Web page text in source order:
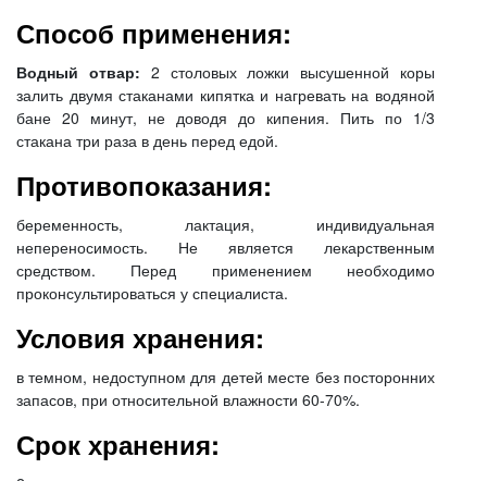
Способ применения:
Водный отвар: 2 столовых ложки высушенной коры
залить двумя стаканами кипятка и нагревать на водяной
бане 20 минут, не доводя до кипения. Пить по 1/3
стакана три раза в день перед едой.
Противопоказания:
беременность, лактация, индивидуальная
непереносимость. Не является лекарственным
средством. Перед применением необходимо
проконсультироваться у специалиста.
Условия хранения:
в темном, недоступном для детей месте без посторонних
запасов, при относительной влажности 60-70%.
Срок хранения: